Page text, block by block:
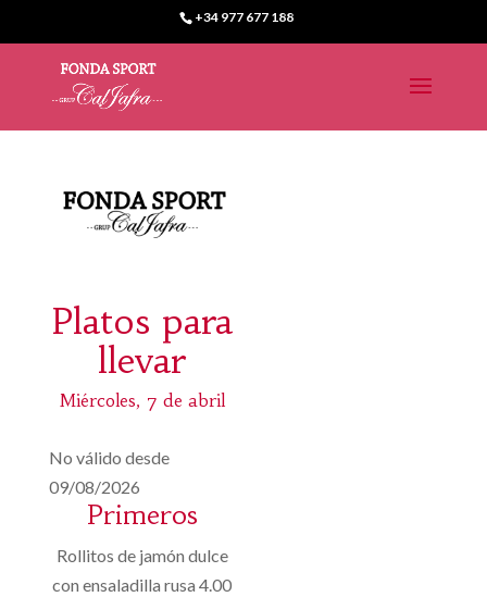
+34 977 677 188
Platos para
llevar
Miércoles, 7 de abril
No válido desde
09/08/2026
Primeros
Rollitos de jamón dulce
con ensaladilla rusa 4.00